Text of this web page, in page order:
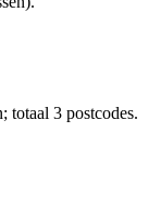
totaal 3 postcodes.